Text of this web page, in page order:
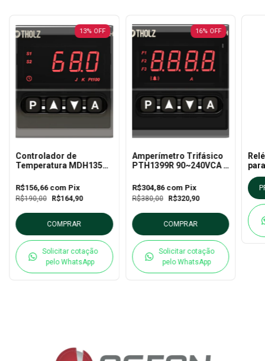
13% OFF
Controlador de
Temperatura MDH1359R
R$190,00 R$164,90
R$156,66 com Pix
COMPRAR
Solicitar cotação
pelo WhatsApp
16% OFF
Amperímetro Trifásico
PTH1399R 90~240VCA -
R$380,00 R$320,90
R$304,86 com Pix
COMPRAR
Solicitar cotação
pelo WhatsApp